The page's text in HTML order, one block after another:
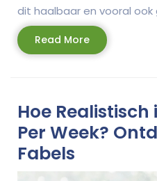
dit haalbaar en vooral ook
Read MoreRead
More
Hoe Realistisch
Per Week?
Fabels